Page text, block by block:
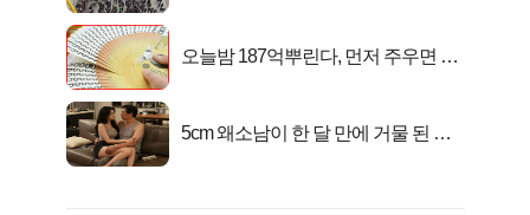
오늘밤 187억뿌린다, 먼저 주우면 최
5cm 왜소남이 한 달 만에 거물 된 사